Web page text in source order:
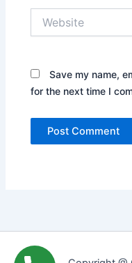
Save my name,
for the next time I